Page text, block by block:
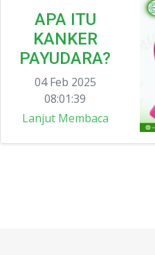
APA ITU
KANKER
PAYUDARA?
04 Feb 2025
08:01:39
Lanjut Membaca